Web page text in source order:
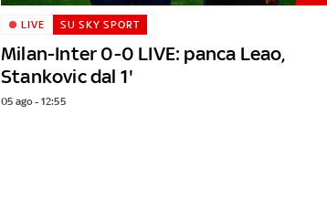
Milan-Inter 0-0 LIVE: panca Leao,
Stankovic dal 1'
LIVE SU SKY SPORT
05 ago - 12:55